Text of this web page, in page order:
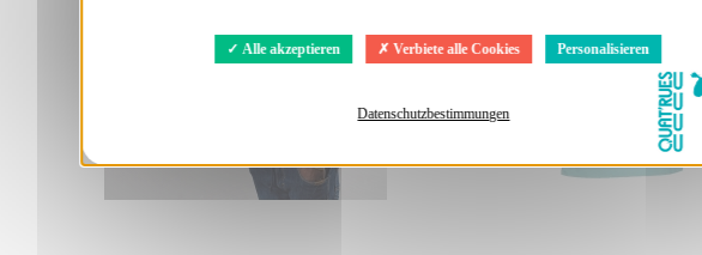
Alle akzeptieren Verbiete alle Cookies Personalisieren
Datenschutzbestimmungen